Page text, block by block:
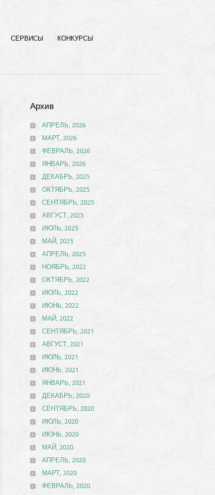
СЕРВИСЫ
КОНКУРСЫ
Архив
АПРЕЛЬ, 2026
МАРТ, 2026
ФЕВРАЛЬ, 2026
ЯНВАРЬ, 2026
ДЕКАБРЬ, 2025
ОКТЯБРЬ, 2025
СЕНТЯБРЬ, 2025
АВГУСТ, 2025
ИЮЛЬ, 2025
МАЙ, 2025
АПРЕЛЬ, 2025
НОЯБРЬ, 2022
ОКТЯБРЬ, 2022
ИЮЛЬ, 2022
ИЮНЬ, 2022
МАЙ, 2022
СЕНТЯБРЬ, 2021
АВГУСТ, 2021
ИЮЛЬ, 2021
ИЮНЬ, 2021
ЯНВАРЬ, 2021
ДЕКАБРЬ, 2020
СЕНТЯБРЬ, 2020
ИЮЛЬ, 2020
ИЮНЬ, 2020
МАЙ, 2020
АПРЕЛЬ, 2020
МАРТ, 2020
ФЕВРАЛЬ, 2020